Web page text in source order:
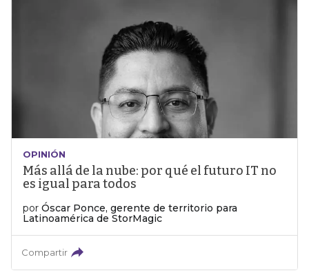
OPINIÓN
Más allá de la nube: por qué el futuro IT no
es igual para todos
por Óscar Ponce, gerente de territorio para
Latinoamérica de StorMagic
Compartir